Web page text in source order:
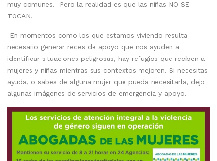
muy comunes. Pero la realidad es que las niñas NO SE
TOCAN.
En momentos como los que estamos viviendo resulta
necesario generar redes de apoyo que nos ayuden a
identificar situaciones peligrosas, hay refugios que reciben a
mujeres y niñas mientras sus contextos mejoren. Si necesitas
ayuda, o sabes de alguna mujer que pueda necesitarla, dejo
algunas imágenes de servicios de emergencia y apoyo.